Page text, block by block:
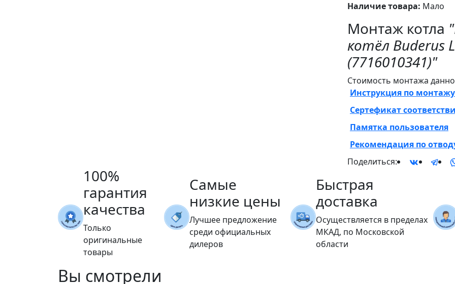
Наличие товара: Мало
Монтаж котла
котёл Buderus
(7716010341)"
Стоимость монтажа
Инструкция по
Сертефикат
Памятка пользователя
Рекомендация по
Поделиться:
100%
гарантия
качества
Только
оригинальные
товары
Самые
низкие цены
Лучшее предложение
среди официальных
дилеров
Быстрая
доставка
Осуществляется в пределах
МКАД, по Московской
области
Вы смотрели